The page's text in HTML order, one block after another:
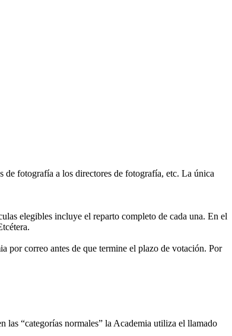
de fotografía a los directores de fotografía, etc. La única
elegibles incluye el reparto completo de cada una. En el
por correo antes de que termine el plazo de votación. Por
las “categorías normales” la Academia utiliza el llamado